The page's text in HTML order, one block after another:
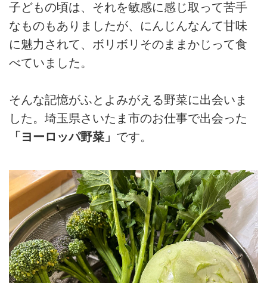
子どもの頃は、それを敏感に感じ取って苦手
なものもありましたが、にんじんなんて甘味
に魅力されて、ボリボリそのままかじって食
べていました。
そんな記憶がふとよみがえる野菜に出会いま
した。埼玉県さいたま市のお仕事で出会った
「ヨーロッパ野菜」 です。